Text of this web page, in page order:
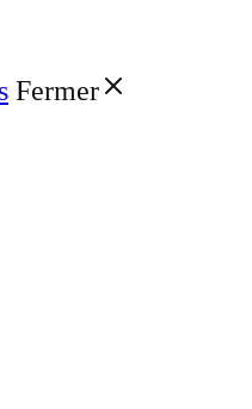
Fermer